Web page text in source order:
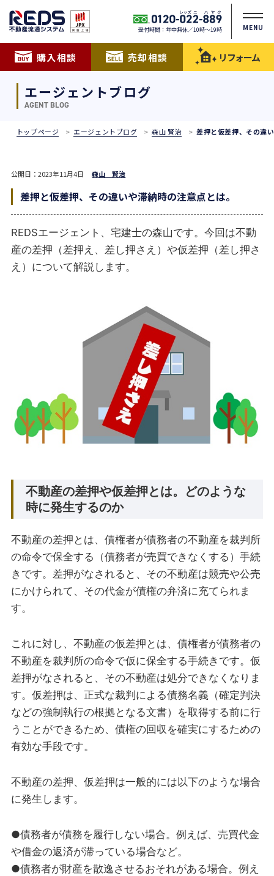
受付時間：年中無休／10時〜19時 MENU
購入相談 売却相談 リフォーム
エージェントブログ
AGENT BLOG
トップページ エージェントブログ 森山 賢治 差押と仮差押、その違
公開日：2023年11月4日森山 賢治
差押と仮差押、その違いや滞納時の注意点とは。
REDSエージェント、宅建士の森山です。今回は不動
産の差押（差押え、差し押さえ）や仮差押（差し押さ
え）について解説します。
不動産の差押や仮差押とは。どのような
時に発生するのか
不動産の差押とは、債権者が債務者の不動産を裁判所
の命令で保全する（債務者が売買できなくする）手続
きです。差押がなされると、その不動産は競売や公売
にかけられて、その代金が債権の弁済に充てられま
す。
これに対し、不動産の仮差押とは、債権者が債務者の
不動産を裁判所の命令で仮に保全する手続きです。仮
差押がなされると、その不動産は処分できなくなりま
す。仮差押は、正式な裁判による債務名義（確定判決
などの強制執行の根拠となる文書）を取得する前に行
うことができるため、債権の回収を確実にするための
有効な手段です。
不動産の差押、仮差押は一般的には以下のような場合
に発生します。
●債務者が債務を履行しない場合。例えば、売買代金
や借金の返済が滞っている場合など。
●債務者が財産を散逸させるおそれがある場合。例え